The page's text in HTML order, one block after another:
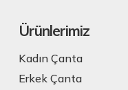
Ürünlerimiz
Kadın Çanta
Erkek Çanta